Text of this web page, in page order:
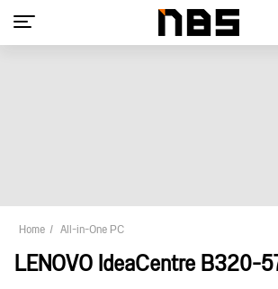
Home All-in-One PC
LENOVO IdeaCentre B320-